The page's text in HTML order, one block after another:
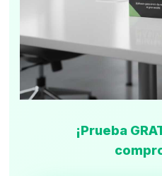
¡Prueba